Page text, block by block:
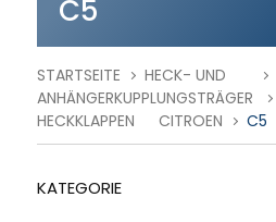
C5
STARTSEITE
HECK- UND
ANHÄNGERKUPPLUNGSTRÄGER
HECKKLAPPEN
CITROEN C5
KATEGORIE